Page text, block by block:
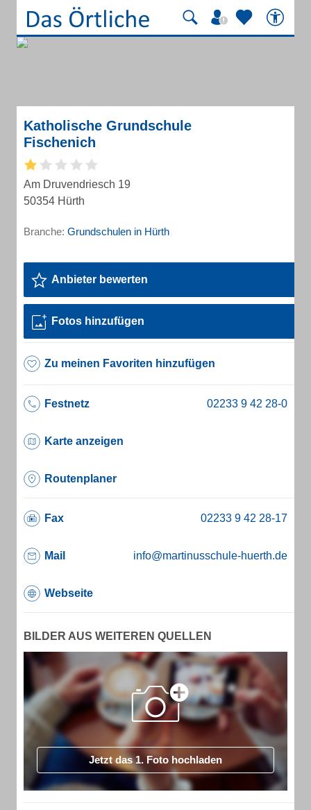
Katholische Grundschule
Fischenich
Am Druvendriesch 19
50354 Hürth
Branche: Grundschulen in Hürth
Anbieter bewerten
Fotos hinzufügen
Zu meinen Favoriten hinzufügen
Festnetz
Karte anzeigen
Routenplaner
Fax
Mail info@martinusschule-huerth.de
Webseite
BILDER AUS WEITEREN QUELLEN
Jetzt das 1. Foto hochladen